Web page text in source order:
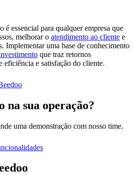
é essencial para qualquer empresa que
melhorar o atendimento ao cliente e
Implementar uma base de conhecimento
que traz retornos
eficiência e satisfação do cliente.
na sua operação?
uma demonstração com nosso time.